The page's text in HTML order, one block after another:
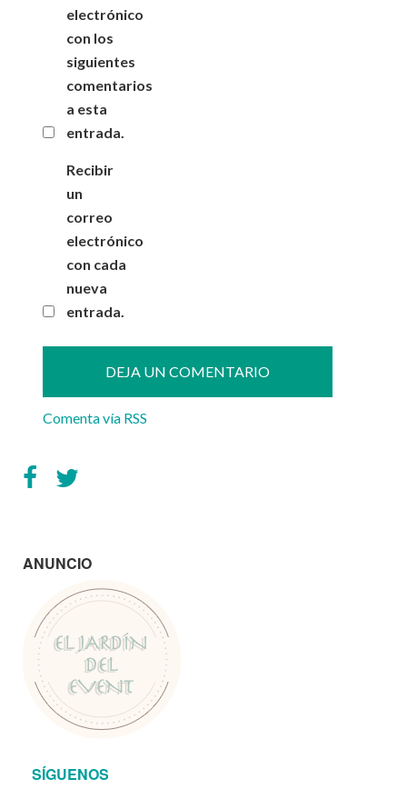
electrónico
con los
siguientes
comentarios
a esta
entrada.
Recibir
un
correo
electrónico
con cada
nueva
entrada.
Comenta vía RSS
ANUNCIO
SÍGUENOS